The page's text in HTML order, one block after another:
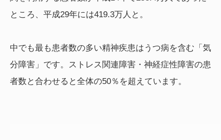
ところ、平成29年には419.3万人と。
中でも最も患者数の多い精神疾患はうつ病を含む「気
分障害」です。ストレス関連障害・神経症性障害の患
者数と合わせると全体の50％を超えています。